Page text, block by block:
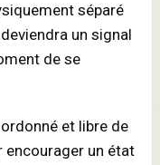
séparé
un signal
de se
et libre de
un état